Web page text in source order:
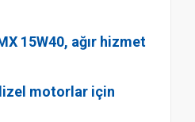
15W40, ağır hizmet
motorlar için